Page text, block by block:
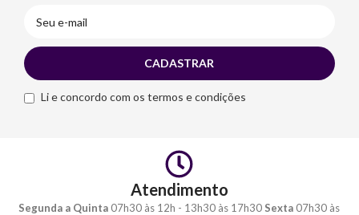
Li e concordo com os termos e condições
Atendimento
Segunda a Quinta 07h30 às 12h - 13h30 às 17h30 Sexta 07h30 às